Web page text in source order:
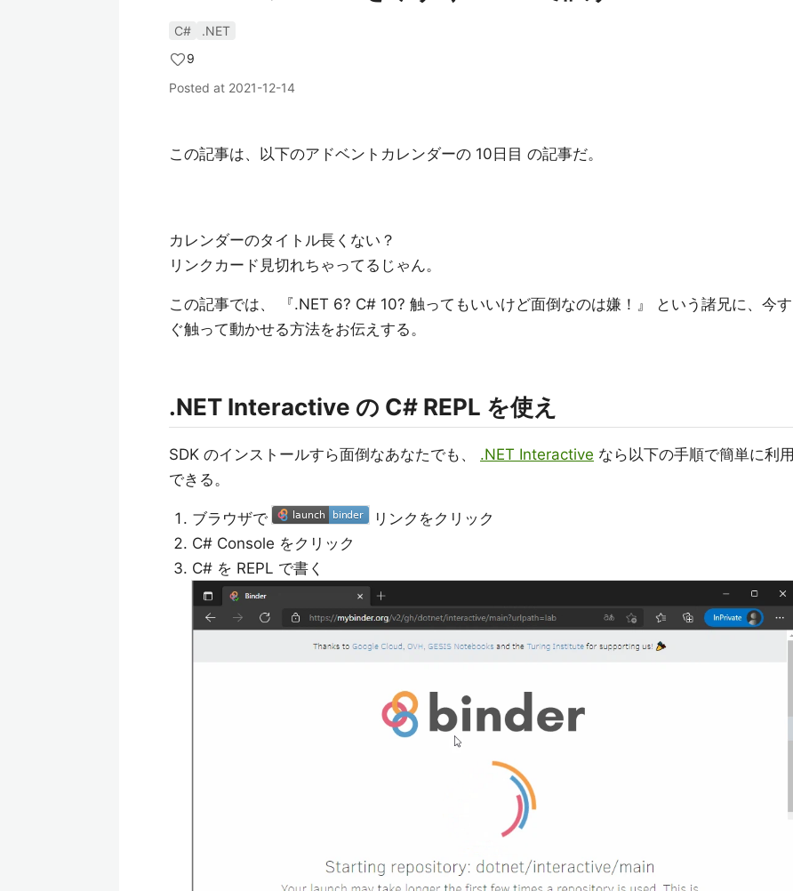
C#
.NET
9
Posted at 2021-12-14
この記事は、以下のアドベントカレンダーの 10日目 の記事だ。
カレンダーのタイトル長くない？
リンクカード見切れちゃってるじゃん。
この記事では、 『.NET 6? C# 10? 触ってもいいけど面倒なのは嫌！』 という諸兄に、今す
ぐ触って動かせる方法をお伝えする。
.NET Interactive の C# REPL を使え
SDK のインストールすら面倒なあなたでも、 .NET Interactive なら以下の手順で簡単に利用
できる。
ブラウザで
リンクをクリック
C# Console をクリック
C# を REPL で書く